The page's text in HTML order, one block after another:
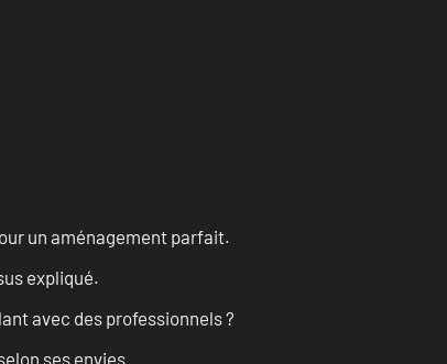
un aménagement parfait.
expliqué.
avec des professionnels ?
ses envies